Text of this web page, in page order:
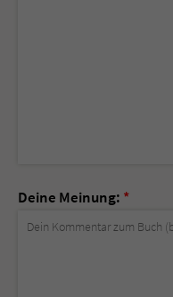
Deine Meinung: *